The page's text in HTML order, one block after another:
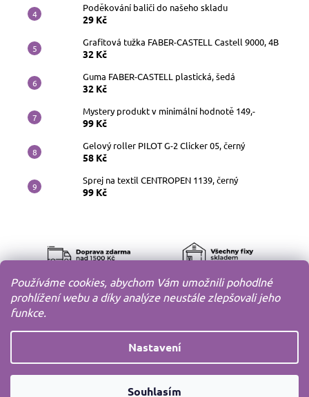
Používáme cookies, abychom Vám umožnili pohodlné
prohlížení webu a díky analýze neustále zlepšovali jeho
funkce.
Nastavení
Souhlasím
Poděkování baliči do našeho skladu
29 Kč
Grafitová tužka FABER-CASTELL Castell 9000, 4B
32 Kč
Guma FABER-CASTELL plastická, šedá
32 Kč
Mystery produkt v minimální hodnotě 149,-
99 Kč
Gelový roller PILOT G-2 Clicker 05, černý
58 Kč
Sprej na textil CENTROPEN 1139, černý
99 Kč
Shoptet